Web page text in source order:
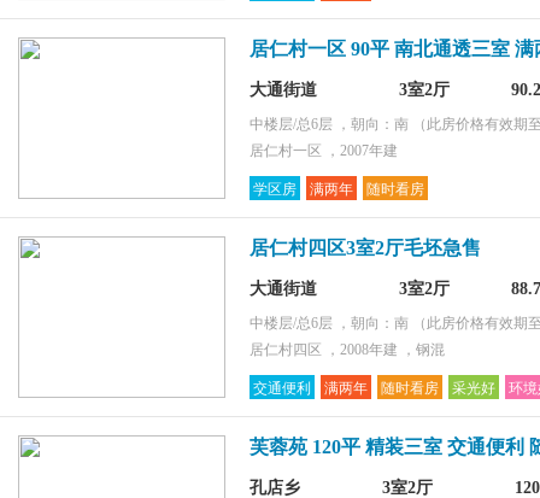
居仁村一区 90平 南北通透三室
大通街道 3室2厅
中楼层/总6层 ，朝向：南
（此房价格有效期
居仁村一区 ，2007年建
学区房 满两年 随时看房
居仁村四区3室2厅毛坯急售
大通街道 3室2厅
中楼层/总6层 ，朝向：南
（此房价格有效期
居仁村四区 ，2008年建 ，钢混
交通便利 满两年 随时看房 采光好 环
芙蓉苑 120平 精装三室 交通便利
孔店乡 3室2厅